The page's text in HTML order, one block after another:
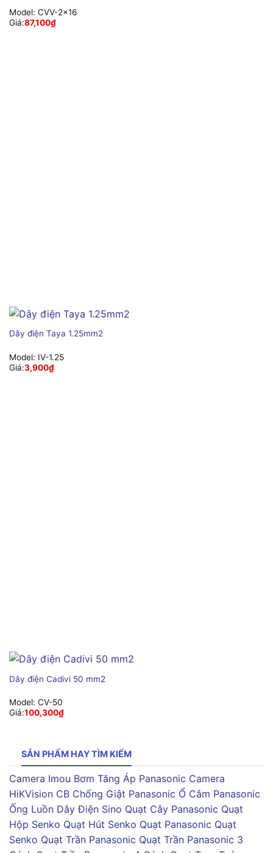
Model: CVV-2×16
Giá:87,100₫
Dây điện Taya 1.25mm2
Model: IV-1.25
Giá:3,900₫
Dây điện Cadivi 50 mm2
Model: CV-50
Giá:100,300₫
SẢN PHẨM HAY TÌM KIẾM
Camera Imou Bơm Tăng Áp Panasonic Camera
HiKVision CB Chống Giật Panasonic Ổ Cắm Panasonic
Ống Luồn Dây Điện Sino Quạt Cây Panasonic Quạt
Hộp Senko Quạt Hút Senko Quạt Panasonic Quạt
Senko Quạt Trần Panasonic Quạt Trần Panasonic 3